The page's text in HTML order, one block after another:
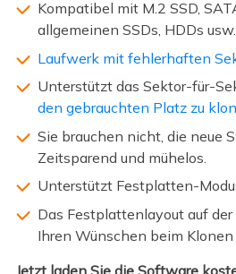
Kompatibel mit M.2 SSD,
allgemeinen SSDs, HDDs usw.
Laufwerk mit fehlerhaften
Unterstützt das Sektor-für-
den gebrauchten Platz zu
Sie brauchen nicht, die neue
Zeitsparend und mühelos.
Unterstützt Festplatten-
Das Festplattenlayout auf
Ihren Wünschen beim Klonen
Jetzt laden Sie die Software